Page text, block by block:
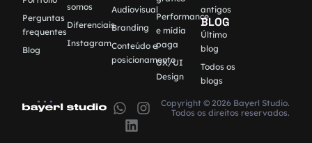
Perguntas
frequentes
Blog
somos
Diferenciais
Instagram
Audiovisual
Branding
Conteúdo e
posicionamento
Performance
e mídia
paga
UX/UI
Design
antigos
BLOG
Último
blog
Todos os
blogs
Copyright © 2026 Bayerl Studio.
Todos os direitos reservados.